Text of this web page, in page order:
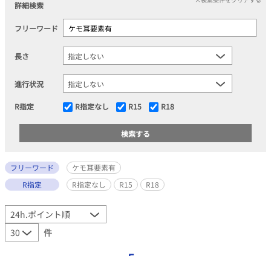
詳細検索
フリーワード
長さ
進行状況
R指定 R指定なし R15 R18
フリーワード
ケモ耳要素有
R指定
R指定なし R15 R18
件